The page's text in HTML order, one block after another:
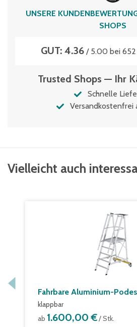
UNSERE
SHOPS
GUT: 4.36/ 5.00 bei 652
Trusted Shops — Ihr
Schnelle
Vielleicht auch
Fahrbare Aluminium-
klappbar
ab 1.600,00 €/ Stk.